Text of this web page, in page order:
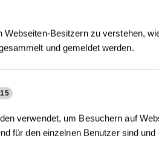
Webseiten-Besitzern zu verstehen,
und gemeldet werden.
15
verwendet, um Besuchern auf
für den einzelnen Benutzer sind